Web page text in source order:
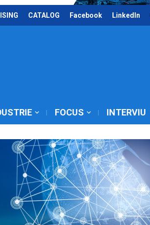
CATALOG Facebook LinkedIn
FOCUS INTERVIU